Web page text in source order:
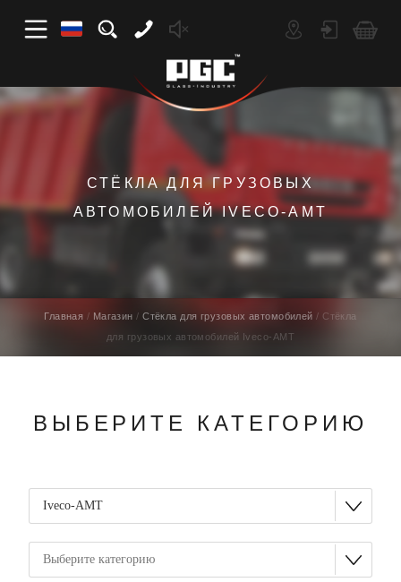
СТЁКЛА ДЛЯ ГРУЗОВЫХ
АВТОМОБИЛЕЙ IVECO-AMT
Главная Магазин Стёкла для грузовых автомобилей
Стёкла
для грузовых автомобилей Iveco-AMT
ВЫБЕРИТЕ КАТЕГОРИЮ